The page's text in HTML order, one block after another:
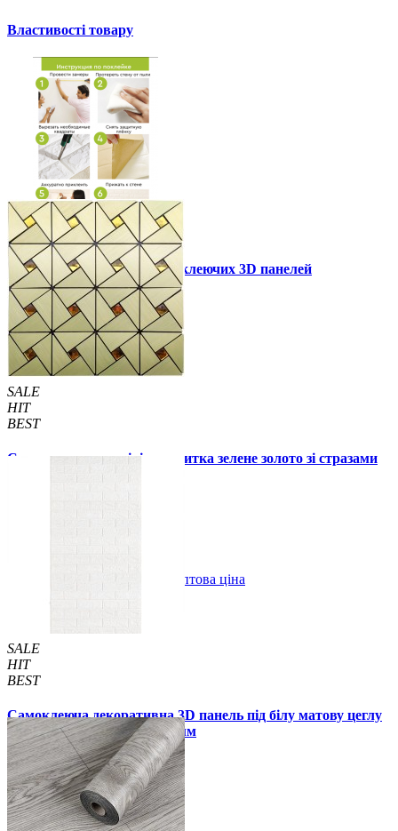
Властивості товару
Інструкція установки самоклеючих 3D панелей
Інші також купили
SALE
HIT
BEST
Самоклеюча алюмінієва плитка зелене золото зі стразами
мозаїка 300х300х3мм (1172)
В закладки Оптова ціна
SALE
HIT
BEST
Самоклеюча декоративна 3D панель під білу матову цеглу
в рулоні 20 м 20000x700x3 мм
1850 грн./шт 2899 грн./шт